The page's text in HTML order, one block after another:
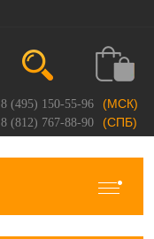
8 (495) 150-55-96 (МСК)
8 (812) 767-88-90 (СПБ)